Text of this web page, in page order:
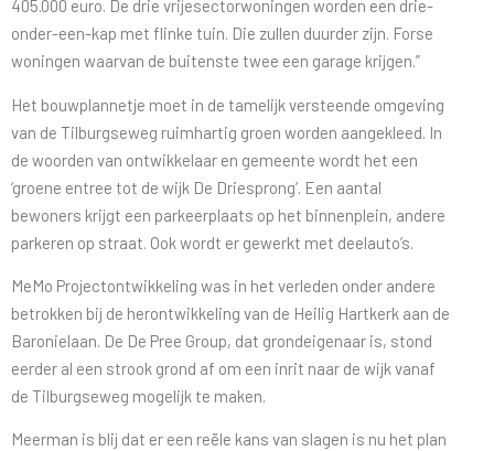
405.000 euro. De drie vrijesectorwoningen worden een drie-
onder-een-kap met flinke tuin. Die zullen duurder zijn. Forse
woningen waarvan de buitenste twee een garage krijgen.”
Het bouwplannetje moet in de tamelijk versteende omgeving
van de Tilburgseweg ruimhartig groen worden aangekleed. In
de woorden van ontwikkelaar en gemeente wordt het een
‘groene entree tot de wijk De Driesprong’. Een aantal
bewoners krijgt een parkeerplaats op het binnenplein, andere
parkeren op straat. Ook wordt er gewerkt met deelauto’s.
MeMo Projectontwikkeling was in het verleden onder andere
betrokken bij de herontwikkeling van de Heilig Hartkerk aan de
Baronielaan. De De Pree Group, dat grondeigenaar is, stond
eerder al een strook grond af om een inrit naar de wijk vanaf
de Tilburgseweg mogelijk te maken.
Meerman is blij dat er een reële kans van slagen is nu het plan